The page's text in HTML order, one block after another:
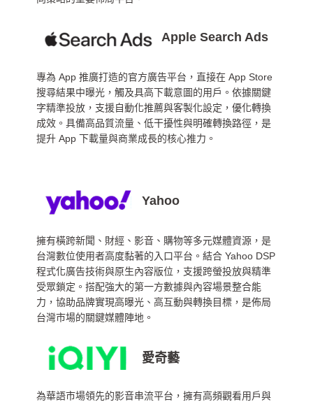
Apple Search Ads
專為 App 推廣打造的官方廣告平台，直接在 App Store
搜尋結果中曝光，觸及具高下載意圖的用戶。依據關鍵
字精準投放，支援自動化推薦與客製化設定，優化轉換
成效。具備高品質流量、低干擾性與明確轉換路徑，是
提升 App 下載量與商業成長的核心推力。
Yahoo
擁有橫跨新聞、財經、影音、購物等多元媒體資源，是
台灣數位使用者高度黏著的入口平台。結合 Yahoo DSP
程式化廣告技術與原生內容版位，支援跨螢投放與精準
受眾鎖定。搭配強大的第一方數據與內容場景整合能
力，協助品牌實現高曝光、高互動與轉換目標，是佈局
台灣市場的關鍵媒體陣地。
愛奇藝
為華語市場領先的影音串流平台，擁有高頻觀看用戶與